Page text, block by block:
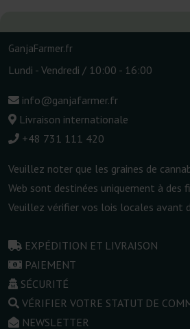
GanjaFarmer.fr
Lundi - Vendredi / 10:00 - 16:00
info@ganjafarmer.fr
Livraison internationale
+48 731 111 420
Veuillez noter que les graines de
Web sont destinées uniquement à des
Veuillez vérifier vos lois locales avant
EXPÉDITION ET LIVRAISON
PAIEMENT
SÉCURITÉ
VÉRIFIER VOTRE STATUT DE
NEWSLETTER